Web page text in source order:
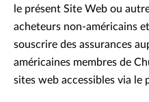
le présent Site Web ou
acheteurs non-américains
souscrire des assurances
américaines membres de
sites web accessibles via le